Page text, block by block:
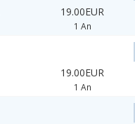
19.00EUR
1 An
19.00EUR
1 An